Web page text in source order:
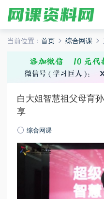
当前位置： 首页 综合网课
白大姐智慧祖父母育
享
综合网课